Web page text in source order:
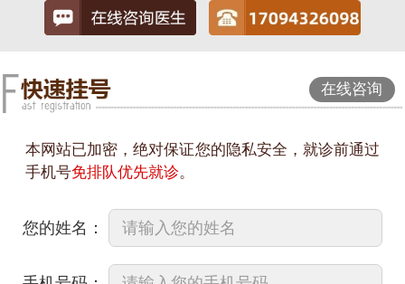
在线咨询
本网站已加密，绝对保证您的隐私安全，就诊前通过
手机号免排队优先就诊。
您的姓名：